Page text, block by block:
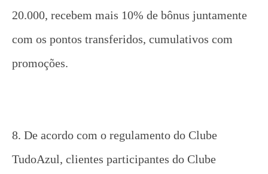
20.000, recebem mais 10% de bônus juntamente
com os pontos transferidos, cumulativos com
promoções.
8. De acordo com o regulamento do Clube
TudoAzul, clientes participantes do Clube